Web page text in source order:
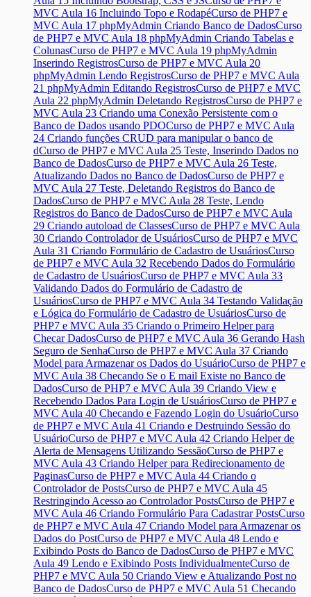
MVC Aula 16 Incluindo Topo e RodapéCurso de PHP7 e
MVC Aula 17 phpMyAdmin Criando Banco de DadosCurso
de PHP7 e MVC Aula 18 phpMyAdmin Criando Tabelas e
ColunasCurso de PHP7 e MVC Aula 19 phpMyAdmin
Inserindo RegistrosCurso de PHP7 e MVC Aula 20
phpMyAdmin Lendo RegistrosCurso de PHP7 e MVC Aula
21 phpMyAdmin Editando RegistrosCurso de PHP7 e MVC
Aula 22 phpMyAdmin Deletando RegistrosCurso de PHP7 e
MVC Aula 23 Criando uma Conexão Persistente com o
Banco de Dados usando PDOCurso de PHP7 e MVC Aula
24 Criando funções CRUD para manipular o banco de
dCurso de PHP7 e MVC Aula 25 Teste, Inserindo Dados no
Banco de DadosCurso de PHP7 e MVC Aula 26 Teste,
Atualizando Dados no Banco de DadosCurso de PHP7 e
MVC Aula 27 Teste, Deletando Registros do Banco de
DadosCurso de PHP7 e MVC Aula 28 Teste, Lendo
Registros do Banco de DadosCurso de PHP7 e MVC Aula
29 Criando autoload de ClassesCurso de PHP7 e MVC Aula
30 Criando Controlador de UsuáriosCurso de PHP7 e MVC
Aula 31 Criando Formulário de Cadastro de UsuáriosCurso
de PHP7 e MVC Aula 32 Recebendo Dados do Formulário
de Cadastro de UsuáriosCurso de PHP7 e MVC Aula 33
Validando Dados do Formulário de Cadastro de
UsuáriosCurso de PHP7 e MVC Aula 34 Testando Validação
e Lógica do Formulário de Cadastro de UsuáriosCurso de
PHP7 e MVC Aula 35 Criando o Primeiro Helper para
Checar DadosCurso de PHP7 e MVC Aula 36 Gerando Hash
Seguro de SenhaCurso de PHP7 e MVC Aula 37 Criando
Model para Armazenar os Dados do UsuárioCurso de PHP7 e
MVC Aula 38 Checando Se o E mail Existe no Banco de
DadosCurso de PHP7 e MVC Aula 39 Criando View e
Recebendo Dados Para Login de UsuáriosCurso de PHP7 e
MVC Aula 40 Checando e Fazendo Login do UsuárioCurso
de PHP7 e MVC Aula 41 Criando e Destruindo Sessão do
UsuárioCurso de PHP7 e MVC Aula 42 Criando Helper de
Alerta de Mensagens Utilizando SessãoCurso de PHP7 e
MVC Aula 43 Criando Helper para Redirecionamento de
PaginasCurso de PHP7 e MVC Aula 44 Criando o
Controlador de PostsCurso de PHP7 e MVC Aula 45
Restringindo Acesso ao Controlador PostsCurso de PHP7 e
MVC Aula 46 Criando Formulário Para Cadastrar PostsCurso
de PHP7 e MVC Aula 47 Criando Model para Armazenar os
Dados do PostCurso de PHP7 e MVC Aula 48 Lendo e
Exibindo Posts do Banco de DadosCurso de PHP7 e MVC
Aula 49 Lendo e Exibindo Posts IndividualmenteCurso de
PHP7 e MVC Aula 50 Criando View e Atualizando Post no
Banco de DadosCurso de PHP7 e MVC Aula 51 Checando